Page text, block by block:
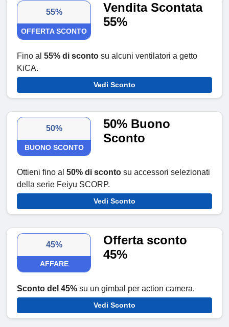
55%
OFFERTA SCONTO
Vendita Scontata
55%
Fino al 55% di sconto su alcuni ventilatori a getto
KiCA.
Vedi Sconto
50%
BUONO SCONTO
50% Buono
Sconto
Ottieni fino al 50% di sconto su accessori selezionati
della serie Feiyu SCORP.
Vedi Sconto
45%
AFFARE
Offerta sconto
45%
Sconto del 45% su un gimbal per action camera.
Vedi Sconto